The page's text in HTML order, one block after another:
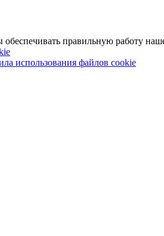
правильную работу
использования файлов cookie